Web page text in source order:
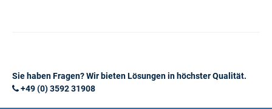
Sie haben Fragen? Wir bieten Lösungen in höchster Qualität.
+49 (0) 3592 31908